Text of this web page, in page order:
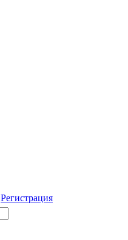
Регистрация